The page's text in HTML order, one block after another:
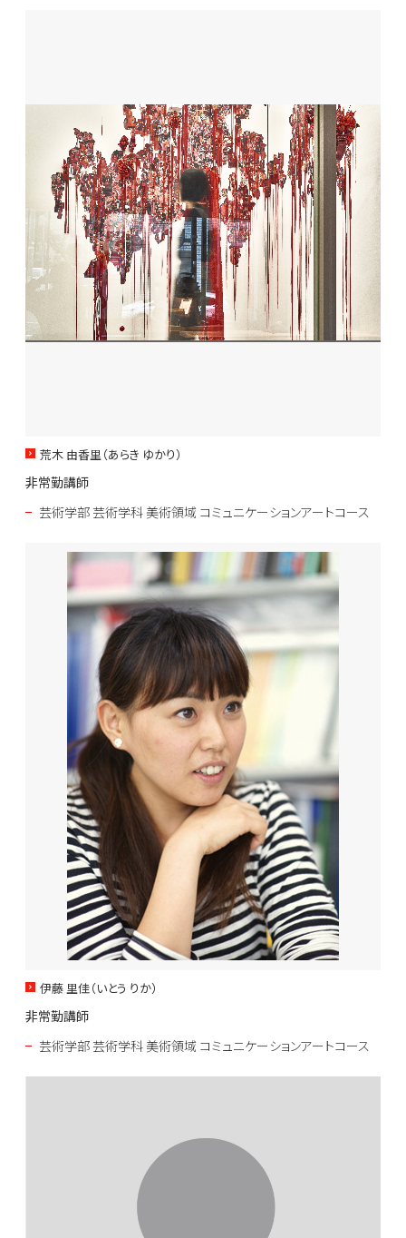
荒木 由香里（あらき ゆかり）
非常勤講師
芸術学部 芸術学科 美術領域 コミュニケーションアートコース
伊藤 里佳（いとう りか）
非常勤講師
芸術学部 芸術学科 美術領域 コミュニケーションアートコース